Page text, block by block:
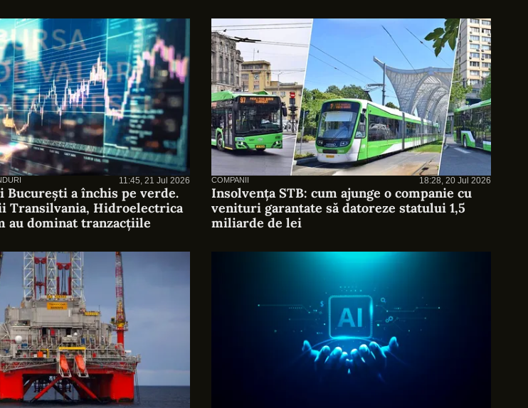
11:45, 21 Jul 2026
București a închis pe verde.
Transilvania, Hidroelectrica
au dominat tranzacțiile
COMPANII 18:28, 20 Jul 2026
Insolvența STB: cum ajunge o companie cu
venituri garantate să datoreze statului 1,5
miliarde de lei